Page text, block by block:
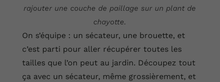
rajouter une couche de paillage sur un plant de
chayotte.
On s’équipe : un sécateur, une brouette, et
c’est parti pour aller récupérer toutes les
tailles que l’on peut au jardin. Découpez tout
ça avec un sécateur, même grossièrement, et